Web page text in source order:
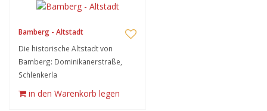
Bamberg - Altstadt
Die historische Altstadt von
Bamberg: Dominikanerstraße,
Schlenkerla
in den Warenkorb legen